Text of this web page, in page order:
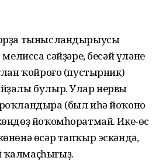
тынысландырыусы
сәйҙәре, бесәй үләне
ҡойроғо (пустырник)
булыр. Улар нервы
(был иһә йоҡоно
йоҡом­һоратмай. Ике-өс
өсәр тапҡыр эскәндә,